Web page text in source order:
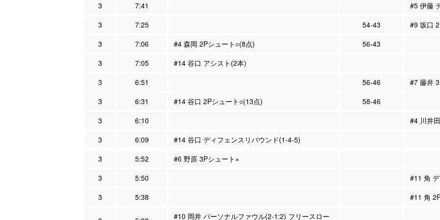
3 7:41
#5 伊藤
3
7:25 54-43
#9 坂口
3
7:06 #4 森岡 2Pシュート○(8点)
56-43
3
7:05
#14 谷口 アシスト(2本)
3
6:51 56-46
#7 藤井
3
6:31 #14 谷口 2Pシュート○(13点)
58-46
3
6:10
#4 川井
3
6:09
#14 谷口 ディフェンスリバウンド(1-4-5)
3
5:52
#6 野原 3Pシュート×
3
5:50
#11 角
3
5:38 #11 角
#10 岡井 パーソナルファウル(2-1:2) フリースロー